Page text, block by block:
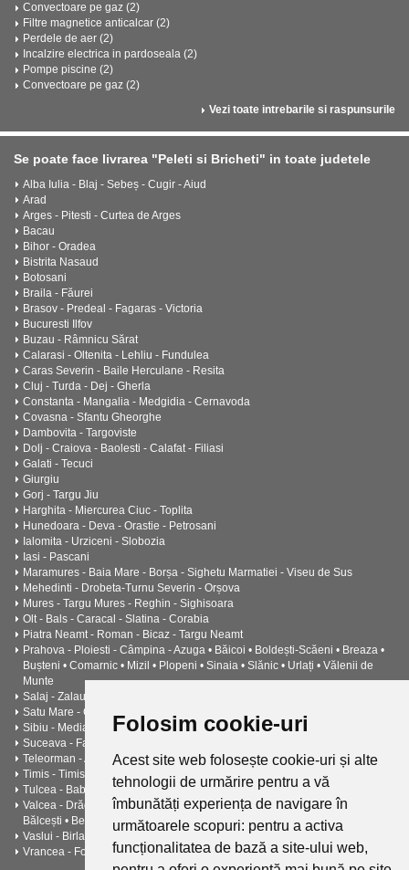
Folosim cookie-uri
Acest site web folosește cookie-uri și alte
tehnologii de urmărire pentru a vă
îmbunătăți experiența de navigare în
următoarele scopuri: pentru a activa
funcționalitatea de bază a site-ului web,
Convectoare pe gaz (2)
Filtre magnetice anticalcar (2)
Perdele de aer (2)
Incalzire electrica in pardoseala (2)
Pompe piscine (2)
Convectoare pe gaz (2)
Vezi toate intrebarile si raspunsurile
Se poate face livrarea "Peleti si Bricheti" in toate judetele
Alba Iulia - Blaj - Sebeș - Cugir - Aiud
Arad
Arges - Pitesti - Curtea de Arges
Bacau
Bihor - Oradea
Bistrita Nasaud
Botosani
Braila - Făurei
Brasov - Predeal - Fagaras - Victoria
Bucuresti Ilfov
Buzau - Râmnicu Sărat
Calarasi - Oltenita - Lehliu - Fundulea
Caras Severin - Baile Herculane - Resita
Cluj - Turda - Dej - Gherla
Constanta - Mangalia - Medgidia - Cernavoda
Covasna - Sfantu Gheorghe
Dambovita - Targoviste
Dolj - Craiova - Baolesti - Calafat - Filiasi
Galati - Tecuci
Giurgiu
Gorj - Targu Jiu
Harghita - Miercurea Ciuc - Toplita
Hunedoara - Deva - Orastie - Petrosani
Ialomita - Urziceni - Slobozia
Iasi - Pascani
Maramures - Baia Mare - Borșa - Sighetu Marmatiei - Viseu de Sus
Mehedinti - Drobeta-Turnu Severin - Orșova
Mures - Targu Mures - Reghin - Sighisoara
Olt - Bals - Caracal - Slatina - Corabia
Piatra Neamt - Roman - Bicaz - Targu Neamt
Prahova - Ploiesti - Câmpina - Azuga • Băicoi • Boldești-Scăeni • Breaza •
Bușteni • Comarnic • Mizil • Plopeni • Sinaia • Slănic • Urlați • Vălenii de
Munte
Salaj - Zalau
Satu Mare - Carei
Sibiu - Medias
Suceava - Falticeni - Cimpulung
Teleorman - Alexandria - Turnu Măgurele - Zimnicea -
Timis - Timisoara - Lugoj
Tulcea - Babadag • Isaccea • Măcin • Sulina
Valcea - Drăgășani - Râmnicu Vâlcea - Băile Govora • Băile Olănești •
Bălcești • Berbești • Brezoi • Călimănești • Horezu • Ocnele Mari
Vaslui - Birlad - Husi - Negresti - Barlad
Vrancea - Focșani - Adjud - Mărășești - Odobești - Panciu